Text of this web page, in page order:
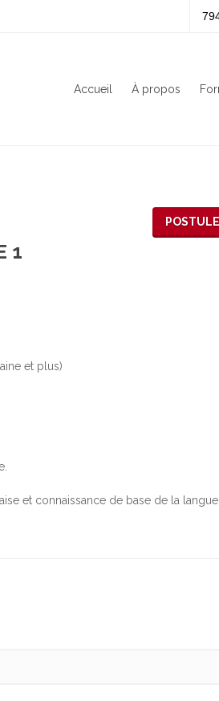
Accueil À propos
1
et plus)
et connaissance de base de la langue